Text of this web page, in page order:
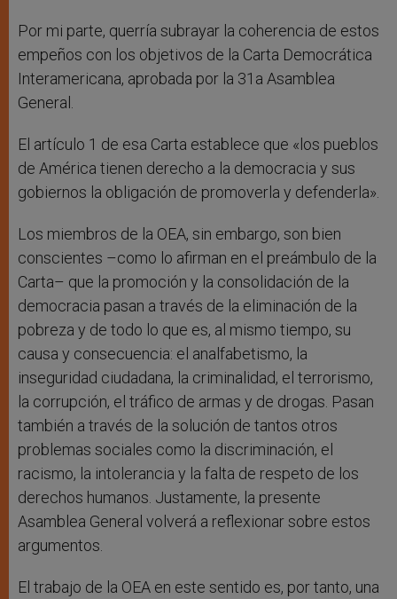
Por mi parte, querría subrayar la coherencia de estos
empeños con los objetivos de la Carta Democrática
Interamericana, aprobada por la 31a Asamblea
General.
El artículo 1 de esa Carta establece que «los pueblos
de América tienen derecho a la democracia y sus
gobiernos la obligación de promoverla y defenderla».
Los miembros de la OEA, sin embargo, son bien
conscientes –como lo afirman en el preámbulo de la
Carta– que la promoción y la consolidación de la
democracia pasan a través de la eliminación de la
pobreza y de todo lo que es, al mismo tiempo, su
causa y consecuencia: el analfabetismo, la
inseguridad ciudadana, la criminalidad, el terrorismo,
la corrupción, el tráfico de armas y de drogas. Pasan
también a través de la solución de tantos otros
problemas sociales como la discriminación, el
racismo, la intolerancia y la falta de respeto de los
derechos humanos. Justamente, la presente
Asamblea General volverá a reflexionar sobre estos
argumentos.
El trabajo de la OEA en este sentido es, por tanto, una